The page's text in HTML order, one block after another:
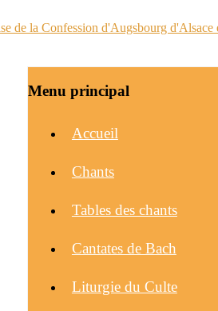
Menu principal
Accueil
Chants
Tables des chants
Cantates de Bach
Liturgie du Culte